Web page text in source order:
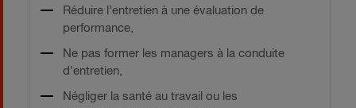
Réduire l’entretien à une évaluation de
performance,
Ne pas former les managers à la conduite
d’entretien,
Négliger la santé au travail ou les